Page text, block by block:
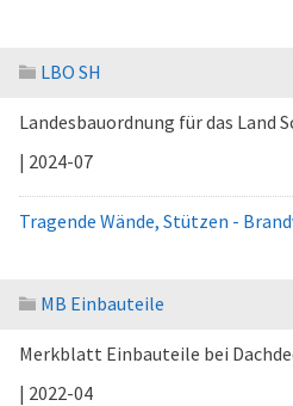
LBO SH
Landesbauordnung für das Land
| 2024-07
Tragende Wände, Stützen -
MB Einbauteile
Merkblatt Einbauteile bei
| 2022-04